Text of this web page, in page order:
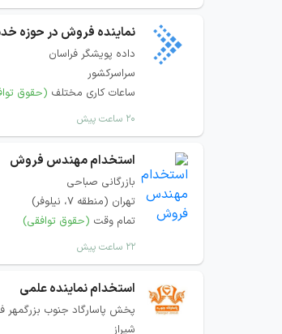
داده پویشگر فراسان
سراسرکشور
ساعات کاری مختلف (حقوق
۲۰ ساعت پیش
استخدام مهندس فروش
بازرگانی صباحی
تهران (منطقه ۷، نیلوفر)
تمام وقت (حقوق توافقی)
۲۲ ساعت پیش
استخدام نماینده علمی
پخش پاسارگاد جنوب بزرگمهر
شیراز